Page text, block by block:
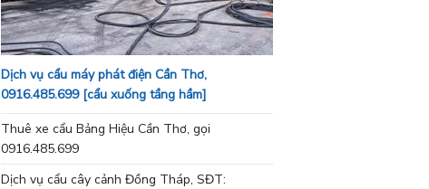
Dịch vụ cẩu máy phát điện Cần Thơ,
0916.485.699 [cẩu xuống tầng hầm]
Thuê xe cẩu Bảng Hiệu Cần Thơ, gọi
0916.485.699
Dịch vụ cẩu cây cảnh Đồng Tháp, SĐT: